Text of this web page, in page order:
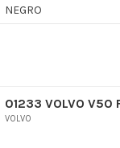
NEGRO
01233 VOLVO V50
VOLVO